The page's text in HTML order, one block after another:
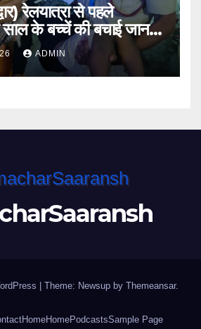
रेलयात्रा से पहले
के बच्चें की बचाई जान
ADMIN
| Theme: Newsup by Themeansar.
HomeHomePodcastsSample Page